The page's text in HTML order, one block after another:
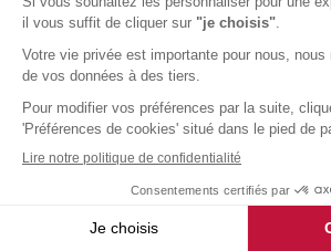
À propos de Gustave Rideau